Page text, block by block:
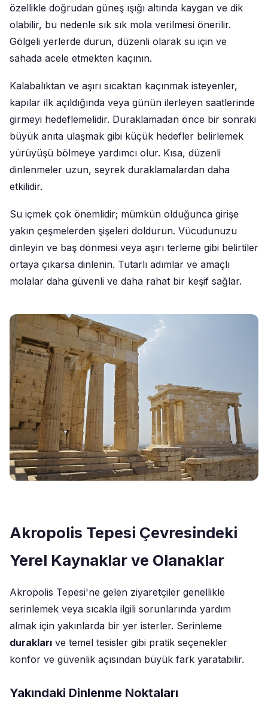
özellikle doğrudan güneş ışığı altında kaygan ve dik
olabilir, bu nedenle sık sık mola verilmesi önerilir.
Gölgeli yerlerde durun, düzenli olarak su için ve
sahada acele etmekten kaçının.
Kalabalıktan ve aşırı sıcaktan kaçınmak isteyenler,
kapılar ilk açıldığında veya günün ilerleyen saatlerinde
girmeyi hedeflemelidir. Duraklamadan önce bir sonraki
büyük anıta ulaşmak gibi küçük hedefler belirlemek
yürüyüşü bölmeye yardımcı olur. Kısa, düzenli
dinlenmeler uzun, seyrek duraklamalardan daha
etkilidir.
Su içmek çok önemlidir; mümkün olduğunca girişe
yakın çeşmelerden şişeleri doldurun. Vücudunuzu
dinleyin ve baş dönmesi veya aşırı terleme gibi belirtiler
ortaya çıkarsa dinlenin. Tutarlı adımlar ve amaçlı
molalar daha güvenli ve daha rahat bir keşif sağlar.
Akropolis Tepesi Çevresindeki
Yerel Kaynaklar ve Olanaklar
Akropolis Tepesi'ne gelen ziyaretçiler genellikle
serinlemek veya sıcakla ilgili sorunlarında yardım
almak için yakınlarda bir yer isterler. Serinleme
durakları ve temel tesisler gibi pratik seçenekler
konfor ve güvenlik açısından büyük fark yaratabilir.
Yakındaki Dinlenme Noktaları